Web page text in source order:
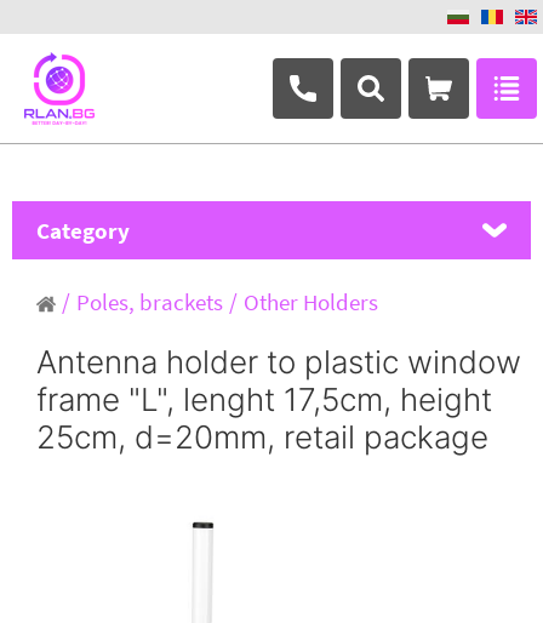
+359 882 346 063
Category
MikroTik
TP-Link
Masterlan
Poles, brackets Other Holders
Antenna holder to plastic window
frame "L", lenght 17,5cm, height
25cm, d=20mm, retail package